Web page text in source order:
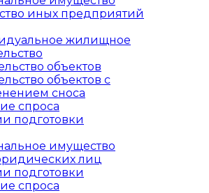
иных предприятий
жилищное
объектов
объектов с
сноса
спроса
подготовки
имущество
лиц
подготовки
спроса